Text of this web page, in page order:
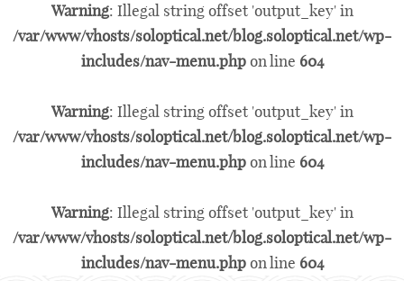
Warning: Illegal string offset 'output_key' in
/var/www/vhosts/soloptical.net/blog.soloptical.net/wp-
includes/nav-menu.phpon line 604
Warning: Illegal string offset 'output_key' in
/var/www/vhosts/soloptical.net/blog.soloptical.net/wp-
includes/nav-menu.phpon line 604
Warning: Illegal string offset 'output_key' in
/var/www/vhosts/soloptical.net/blog.soloptical.net/wp-
includes/nav-menu.phpon line 604